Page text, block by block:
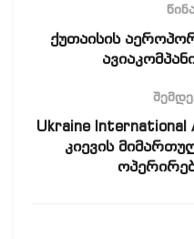
ქუთაისის
Ukraine International
კიევის